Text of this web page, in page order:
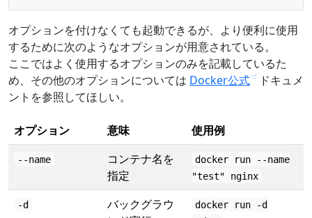
オプションを付けなくても起動できるが、より便利に使用
するために次のようなオプションが用意されている。
ここではよく使用するオプションのみを記載しているた
め、その他のオプションについては Docker公式
ドキュメ
ントを参照してほしい。
オプション 意味 使用例
--name
コンテナ名を
指定
docker run --name
"test" nginx
-d
バックグラウ
docker run -d